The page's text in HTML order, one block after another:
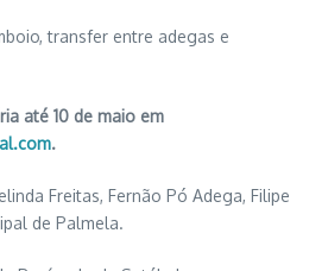
transfer entre adegas e
até 10 de maio em
.
Freitas, Fernão Pó Adega, Filipe
de Palmela.